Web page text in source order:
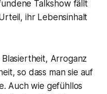
Talkshow fällt
ihr Lebensinhalt
Arroganz
so dass man sie auf
Auch wie gefühllos